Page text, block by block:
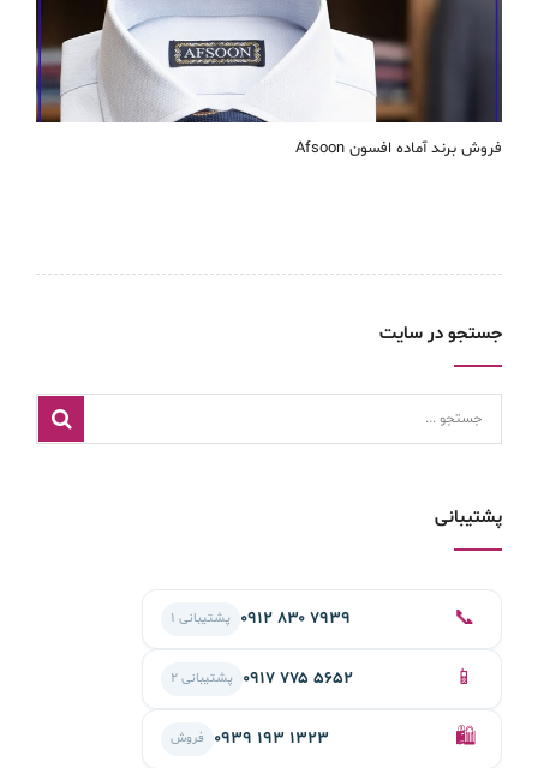
فروش برند آماده افسون Afsoon
جستجو در سایت
پشتیبانی
📞 ۰۹۱۲ ۸۳۰ ۷۹۳۹ پشتیبانی ۱
📱 ۰۹۱۷ ۷۷۵ ۵۶۵۲ پشتیبانی ۲
🛍️ ۰۹۳۹ ۱۹۳ ۱۳۲۳ فروش